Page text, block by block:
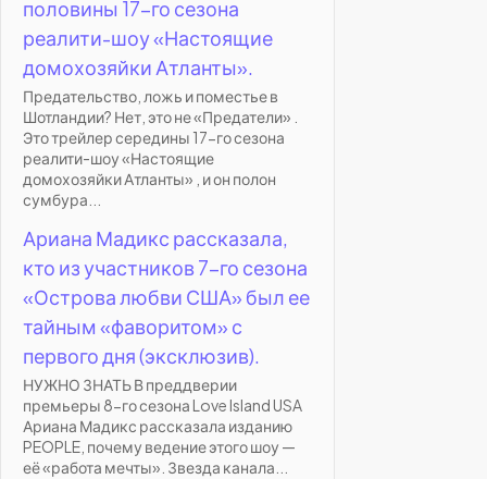
половины 17-го сезона
реалити-шоу «Настоящие
домохозяйки Атланты».
Предательство, ложь и поместье в
Шотландии? Нет, это не «Предатели» .
Это трейлер середины 17-го сезона
реалити-шоу «Настоящие
домохозяйки Атланты» , и он полон
сумбура...
Ариана Мадикс рассказала,
кто из участников 7-го сезона
«Острова любви США» был ее
тайным «фаворитом» с
первого дня (эксклюзив).
НУЖНО ЗНАТЬ В преддверии
премьеры 8-го сезона Love Island USA
Ариана Мадикс рассказала изданию
PEOPLE, почему ведение этого шоу —
её «работа мечты». Звезда канала...